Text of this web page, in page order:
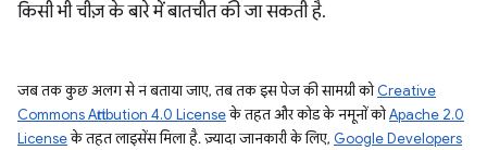
किसी भी चीज़ के बारे में बातचीत की जा सकती है.
जब तक कुछ अलग से न बताया जाए, तब तक इस पेज की सामग्री कोCreative
Commons Attribution 4.0 Licenseके तहत और कोड के नमूनों कोApache 2.0
Licenseके तहत लाइसेंस मिला है. ज़्यादा जानकारी के लिए, Google Developers